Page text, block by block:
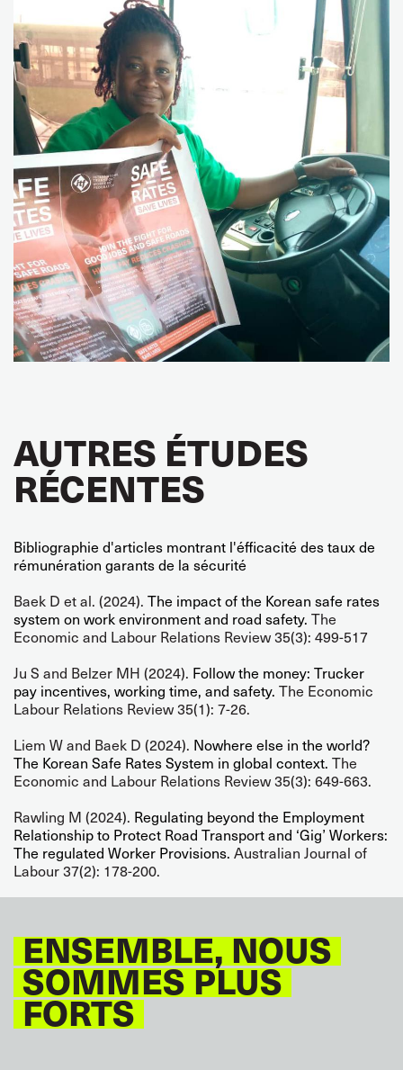
AUTRES ÉTUDES
RÉCENTES
Bibliographie d'articles montrant l'éfficacité des taux de
rémunération garants de la sécurité
Baek D et al. (2024). The impact of the Korean safe rates
system on work environment and road safety. The
Economic and Labour Relations Review 35(3): 499-517
Ju S and Belzer MH (2024). Follow the money: Trucker
pay incentives, working time, and safety. The Economic
Labour Relations Review 35(1): 7-26.
Liem W and Baek D (2024). Nowhere else in the world?
The Korean Safe Rates System in global context. The
Economic and Labour Relations Review 35(3): 649-663.
Rawling M (2024). Regulating beyond the Employment
Relationship to Protect Road Transport and ‘Gig’ Workers:
The regulated Worker Provisions. Australian Journal of
Labour 37(2): 178-200.
ENSEMBLE, NOUS
SOMMES PLUS
FORTS